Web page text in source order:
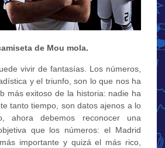
de Mou mola.
vivir de fantasías. Los números,
y el triunfo, son lo que nos ha
más exitoso de la historia: nadie ha
tanto tiempo, son datos ajenos a lo
ahora debemos reconocer una
que los números: el Madrid
importante y quizá el más rico,